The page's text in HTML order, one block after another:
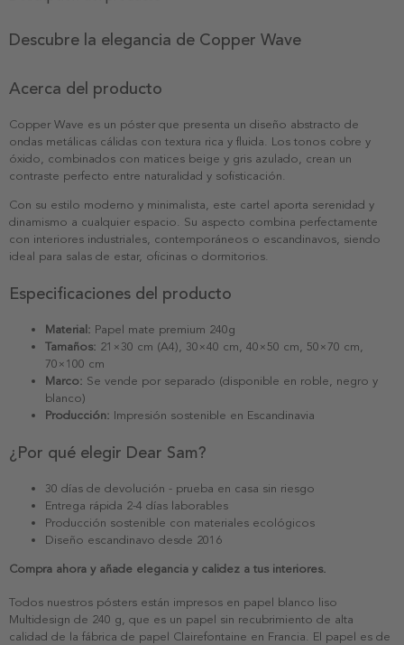
Descubre la elegancia de Copper Wave
Acerca del producto
Copper Wave es un póster que presenta un diseño abstracto de
ondas metálicas cálidas con textura rica y fluida. Los tonos cobre y
óxido, combinados con matices beige y gris azulado, crean un
contraste perfecto entre naturalidad y sofisticación.
Con su estilo moderno y minimalista, este cartel aporta serenidad y
dinamismo a cualquier espacio. Su aspecto combina perfectamente
con interiores industriales, contemporáneos o escandinavos, siendo
ideal para salas de estar, oficinas o dormitorios.
Especificaciones del producto
Material: Papel mate premium 240g
Tamaños: 21×30 cm (A4), 30×40 cm, 40×50 cm, 50×70 cm,
70×100 cm
Marco: Se vende por separado (disponible en roble, negro y
blanco)
Producción: Impresión sostenible en Escandinavia
¿Por qué elegir Dear Sam?
30 días de devolución - prueba en casa sin riesgo
Entrega rápida 2-4 días laborables
Producción sostenible con materiales ecológicos
Diseño escandinavo desde 2016
Compra ahora y añade elegancia y calidez a tus interiores.
Todos nuestros pósters están impresos en papel blanco liso
Multidesign de 240 g, que es un papel sin recubrimiento de alta
calidad de la fábrica de papel Clairefontaine en Francia. El papel es de